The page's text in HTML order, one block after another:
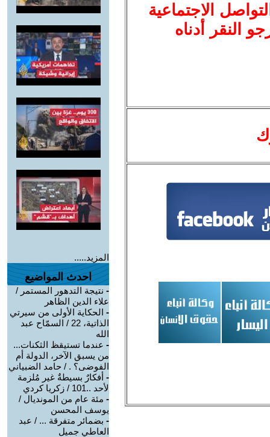
الاجتماعية
النقر أدناه
المزيد.....
احدث المواضيع
- نتيجة التدهور المستمر /
علاء الدين الظاهر
- الحكاية الأولى من سيرتي
الذاتية، 22 / السمّاح عبد
الله
- عندما تستيقظ الثكنات...
من يسبق الآخر، الدولة أم
الفوضى؟ . / حامد الضبياني
- أفكارٌ بسيطةٌ غير مُلزمة
لأحد ..101 / زكريا كردي
- مئة عام من المونديال /
يوسف المحسن
- بضمائر متفرقة ... / عبد
العاطي جميل